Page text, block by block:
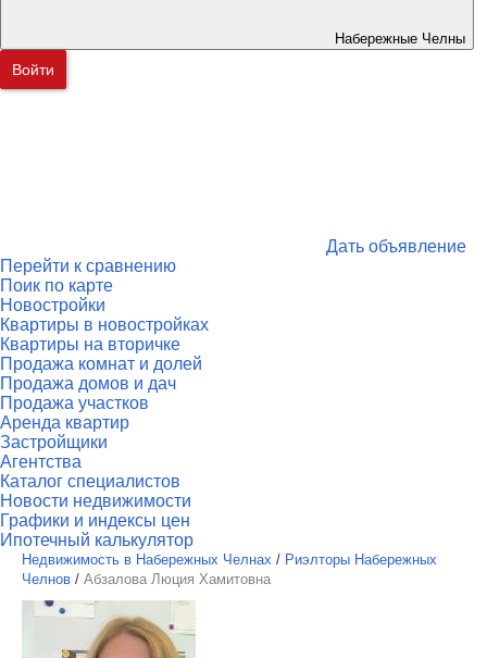
Набережные Челны
Войти
Дать объявление
Перейти к сравнению
Поик по карте
Новостройки
Квартиры в новостройках
Квартиры на вторичке
Продажа комнат и долей
Продажа домов и дач
Продажа участков
Аренда квартир
Застройщики
Агентства
Каталог специалистов
Новости недвижимости
Графики и индексы цен
Ипотечный калькулятор
Недвижимость в Набережных Челнах / Риэлторы Набережных
Челнов / Абзалова Люция Хамитовна